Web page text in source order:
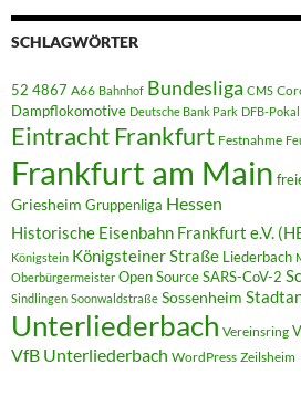
SCHLAGWÖRTER
52 4867 A66 Bahnhof Bundesliga CMS
Dampflokomotive Deutsche Bank Park DFB-Pokal
Eintracht Frankfurt Festnahme
Frankfurt am Main
Griesheim Gruppenliga Hessen
Historische Eisenbahn Frankfurt e.V.
Königstein Königsteiner Straße Liederbach
Oberbürgermeister Open SourceSARS-CoV-2
Sindlingen Soonwaldstraße Sossenheim
Unterliederbach Vereinsring
VfB Unterliederbach WordPress Zeilsheim